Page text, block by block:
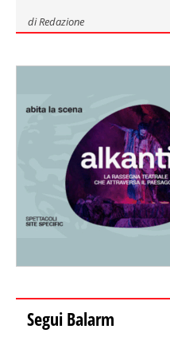
diRedazione
Segui Balarm